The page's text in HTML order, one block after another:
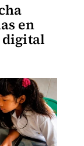
en
digital